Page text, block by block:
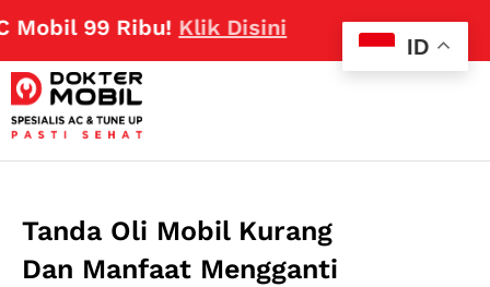
99 Ribu!Klik Disini
Tanda Oli Mobil Kurang
Dan Manfaat Mengganti
ID